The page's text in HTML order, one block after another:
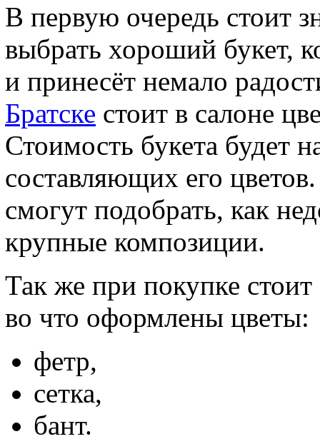
В первую очередь стоит
выбрать хороший букет,
и принесёт немало
Братске стоит в салоне
Стоимость букета будет
составляющих его
смогут подобрать, как
крупные композиции.
Так же при покупке
во что оформлены цветы:
фетр,
сетка,
бант.